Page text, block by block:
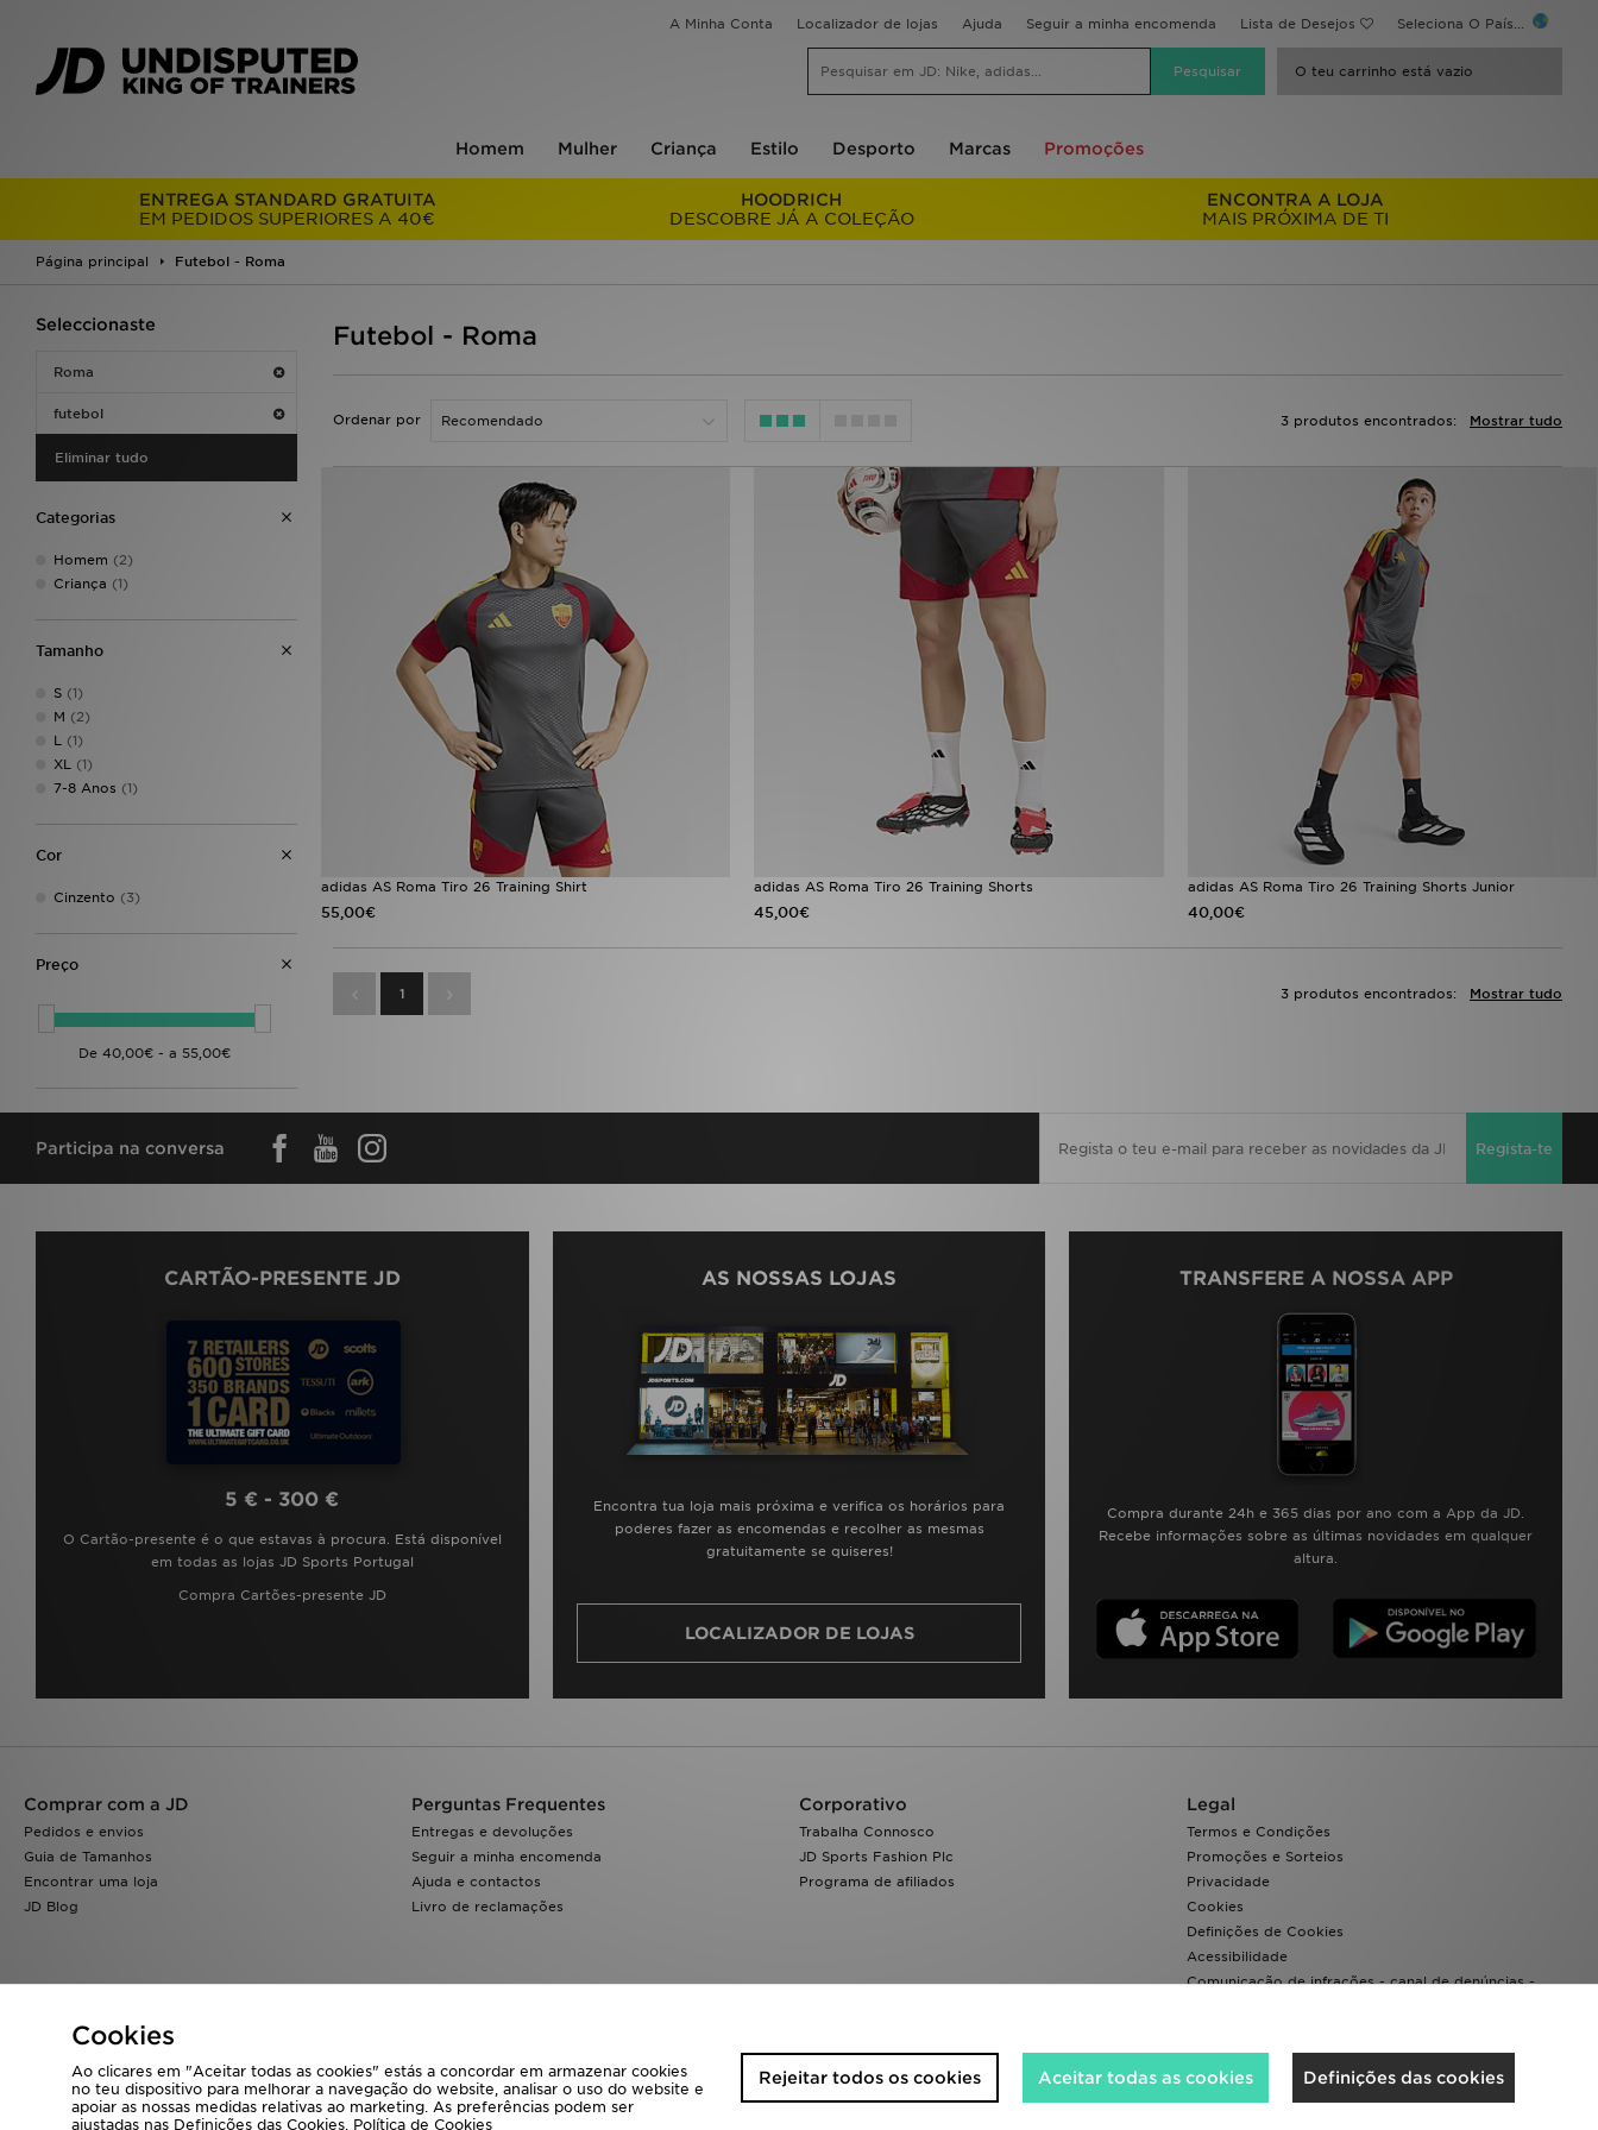
A Minha Conta Localizador de lojas Ajuda Seguir a minha encomenda Lista de Desejos Seleciona O País...
O teu carrinho está vazio
Homem Mulher Criança Estilo Desporto Marcas Promoções
ENTREGA STANDARD GRATUITA
EM PEDIDOS SUPERIORES A 40€
HOODRICH
DESCOBRE JÁ A COLEÇÃO
ENCONTRA A LOJA
MAIS PRÓXIMA DE TI
Página principal Futebol - Roma
Seleccionaste
Roma
futebol
Eliminar tudo
Categorias
Homem (2)
Criança (1)
Tamanho
S (1)
M (2)
L (1)
XL (1)
7-8 Anos (1)
Cor
Cinzento (3)
Preço
Futebol - Roma
Ordenar por Mostrar tudo
3 produtos encontrados:
adidas AS Roma Tiro 26 Training Shirt
55,00€
adidas AS Roma Tiro 26 Training Shorts
45,00€
adidas AS Roma Tiro 26 Training Shorts Junior
40,00€
1 Mostrar tudo
3 produtos encontrados:
Participa na conversa Regista-te
CARTÃO-PRESENTE JD
5 € - 300 €
O Cartão-presente é o que estavas à procura. Está disponível
em todas as lojas JD Sports Portugal
Compra Cartões-presente JD
AS NOSSAS LOJAS
Encontra tua loja mais próxima e verifica os horários para
poderes fazer as encomendas e recolher as mesmas
gratuitamente se quiseres!
LOCALIZADOR DE LOJAS
TRANSFERE A NOSSA APP
Compra durante 24h e 365 dias por ano com a App da JD.
Recebe informações sobre as últimas novidades em qualquer
altura.
Comprar com a JD
Pedidos e envios
Guia de Tamanhos
Encontrar uma loja
JD Blog
Perguntas Frequentes
Entregas e devoluções
Seguir a minha encomenda
Ajuda e contactos
Livro de reclamações
Corporativo
Trabalha Connosco
JD Sports Fashion Plc
Programa de afiliados
Legal
Termos e Condições
Promoções e Sorteios
Privacidade
Cookies
Definições de Cookies
Acessibilidade
Comunicação de infrações - canal de denúncias -
Aceitamos os seguintes métodos de pagamento
Visita a nossa página corporativa emwww.jdplc.com
Copyright © 2026 JD Sports Todos os direitos reservados.
Cookies
Ao clicares em "Aceitar todas as cookies" estás a concordar em armazenar cookies
no teu dispositivo para melhorar a navegação do website, analisar o uso do website e
apoiar as nossas medidas relativas ao marketing. As preferências podem ser
ajustadas nas Definições das Cookies. Política de Cookies
Definições das cookies
Aceitar todas as cookies
Rejeitar todos os cookies